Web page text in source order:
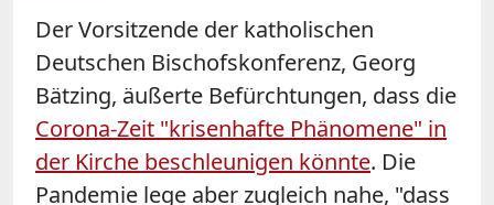
Der Vorsitzende der katholischen
Deutschen Bischofskonferenz, Georg
Bätzing, äußerte Befürchtungen, dass die
Corona-Zeit "krisenhafte Phänomene" in
der Kirche beschleunigen könnte. Die
Pandemie lege aber zugleich nahe, "dass